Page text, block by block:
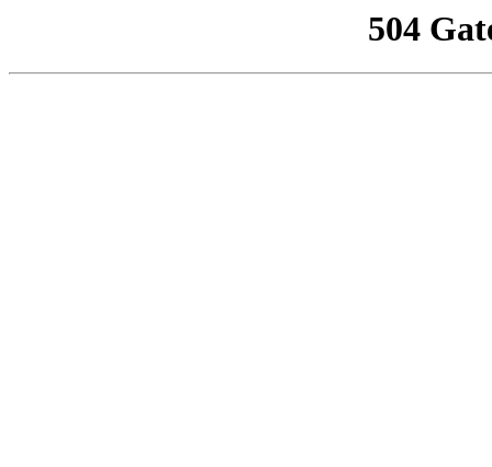
504